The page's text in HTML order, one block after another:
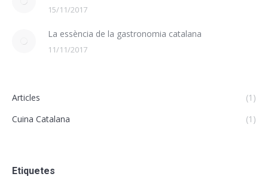
15/11/2017
La essència de la gastronomia catalana
11/11/2017
Articles
(1)
Cuina Catalana
(1)
Etiquetes